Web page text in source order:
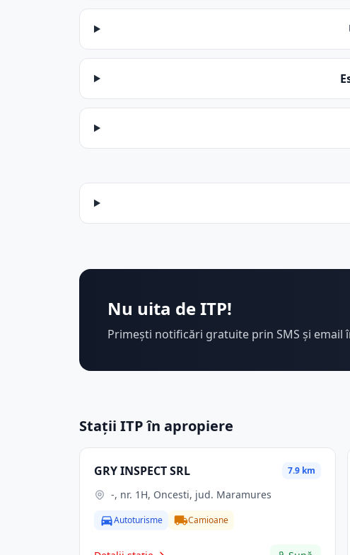
Nu uita de ITP!
Primești notificări gratuite prin SMS și email
Stații ITP în apropiere
GRY INSPECT SRL 7.9 km
-, nr. 1H, Oncesti, jud. Maramures
Autoturisme Camioane